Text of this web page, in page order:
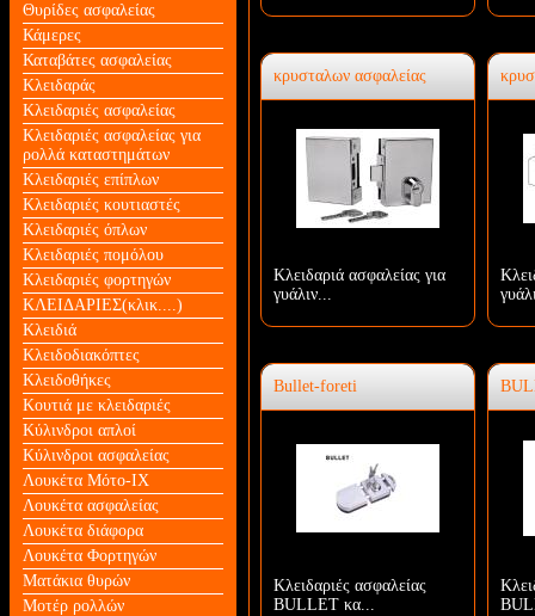
Θυρίδες ασφαλείας
Κάμερες
Καταβάτες ασφαλείας
Κλειδαράς
Κλειδαριές ασφαλείας
Κλειδαριές ασφαλείας για
ρολλά καταστημάτων
Κλειδαριές επίπλων
Κλειδαριές κουτιαστές
Κλειδαριές όπλων
Κλειδαριές πομόλου
Κλειδαριές φορτηγών
ΚΛΕΙΔΑΡΙΕΣ(κλικ....)
Κλειδιά
Κλειδοδιακόπτες
Κλειδοθήκες
Κουτιά με κλειδαριές
Κύλινδροι απλοί
Κύλινδροι ασφαλείας
Λουκέτα Mότο-ΙΧ
Λουκέτα ασφαλείας
Λουκέτα διάφορα
Λουκέτα Φορτηγών
Ματάκια θυρών
Μοτέρ ρολλών
κρυσταλων ασφαλείας
Κλειδαριά ασφαλείας για
γυάλιν...
Bullet-foreti
Κλειδαριές ασφαλείας
BULLET κα...